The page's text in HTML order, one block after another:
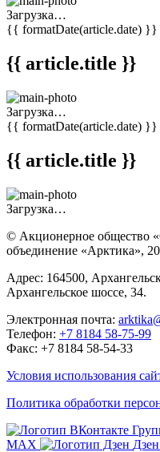
Загрузка…
{{ formatDate(article.date) }}
{{ article.title }}
Загрузка…
{{ formatDate(article.date) }}
{{ article.title }}
Загрузка…
© Акционерное общество
объединение «Арктика»,
Адрес: 164500,
Архангельское шоссе, 34.
Электронная почта:
Телефон: +7 8184 58-75-99
Факс: +7 8184 58-54-33
Условия использования
Политика обработки
MAX
Дзен